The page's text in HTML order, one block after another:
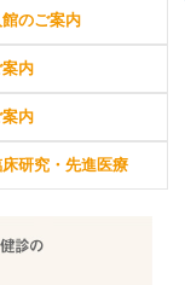
のご案内
内
内
研究・先進医療